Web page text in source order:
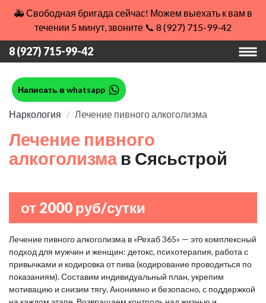
🚑 Свободная бригада сейчас! Можем выехать к вам в
течении 5 минут, звоните 📞 8 (927) 715-99-42
8 (927) 715-99-42
Написать в whatsapp
Наркология Лечение пивного алкоголизма
Лечение пивного
алкоголизма в Сясьстрой
от 2000 руб/сутки
Лечение пивного алкоголизма в «Рехаб 365» — это комплексный
подход для мужчин и женщин: детокс, психотерапия, работа с
привычками и кодировка от пива (кодирование проводиться по
показаниям). Составим индивидуальный план, укрепим
мотивацию и снизим тягу. Анонимно и безопасно, с поддержкой